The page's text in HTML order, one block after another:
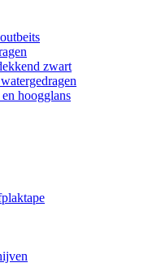
zwart
hoogglans